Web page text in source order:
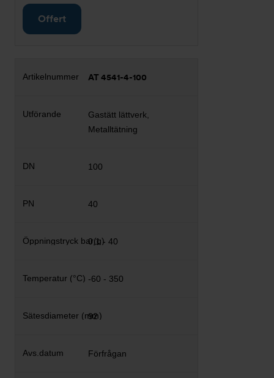
Offert
AT 4541-4-100
Gastätt lättverk,
Metalltätning
100
40
0,1 - 40
-60 - 350
92
Förfrågan